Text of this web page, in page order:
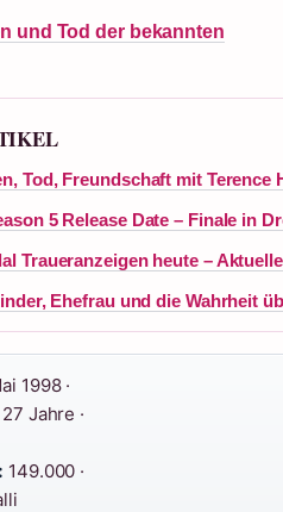
und Tod der bekannten
Tod, Freundschaft mit Terence
5 Release Date – Finale in
Traueranzeigen heute –
Ehefrau und die Wahrheit
1998 ·
27 Jahre ·
149.000 ·